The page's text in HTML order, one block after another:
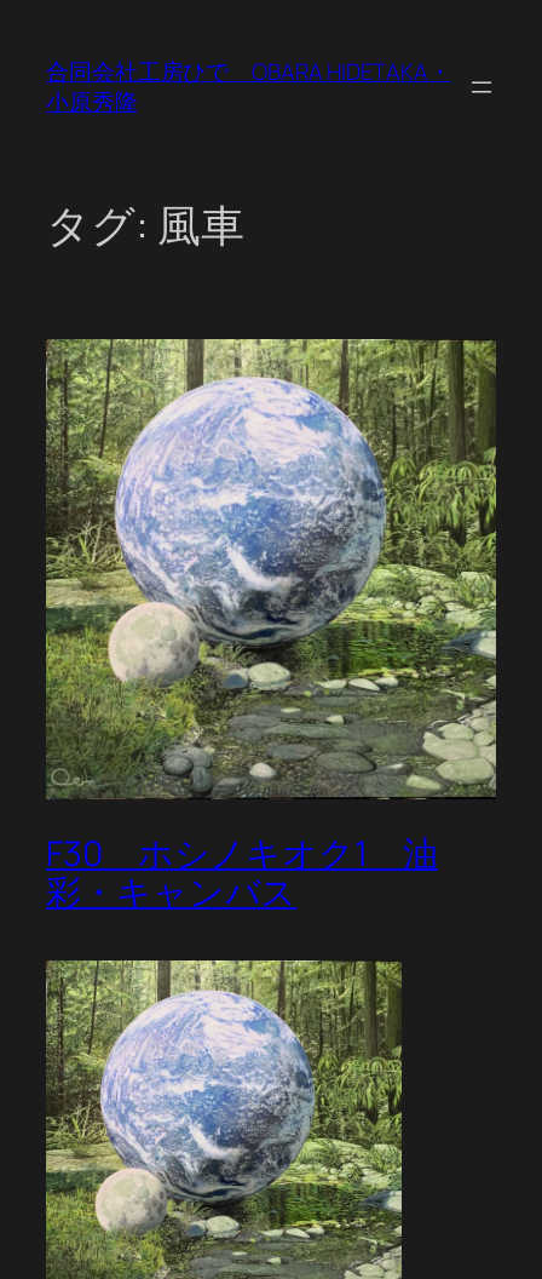
合同会社工房ひで OBARA HIDETAKA・
小原秀隆
タグ: 風車
F30 ホシノキオク1 油
彩・キャンバス